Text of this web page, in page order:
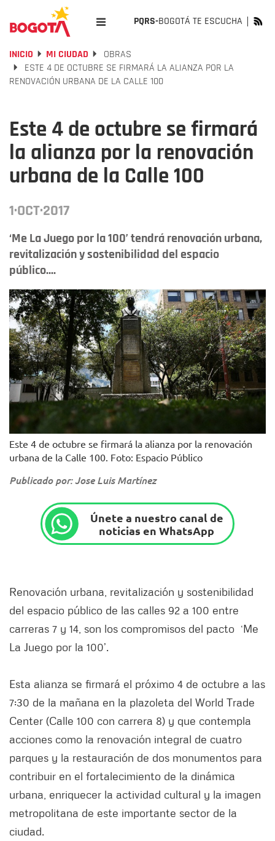
PQRS-BOGOTÁ TE ESCUCHA
INICIO MI CIUDAD
OBRAS
ESTE 4 DE OCTUBRE SE FIRMARÁ LA ALIANZA POR LA
RENOVACIÓN URBANA DE LA CALLE 100
Este 4 de octubre se firmará
la alianza por la renovación
urbana de la Calle 100
1·OCT·2017
‘Me La Juego por la 100’ tendrá renovación urbana,
revitalización y sostenibilidad del espacio
público....
Este 4 de octubre se firmará la alianza por la renovación
urbana de la Calle 100. Foto: Espacio Público
Publicado por: Jose Luis Martínez
Únete a nuestro canal de
noticias en WhatsApp
Renovación urbana, revitalización y sostenibilidad
del espacio público de las calles 92 a 100 entre
carreras 7 y 14, son los compromisos del pacto ‘Me
La Juego por la 100’.
Esta alianza se firmará el próximo 4 de octubre a las
7:30 de la mañana en la plazoleta del World Trade
Center (Calle 100 con carrera 8) y que contempla
acciones como la renovación integral de cuatro
parques y la restauración de dos monumentos para
contribuir en el fortalecimiento de la dinámica
urbana, enriquecer la actividad cultural y la imagen
metropolitana de este importante sector de la
ciudad.